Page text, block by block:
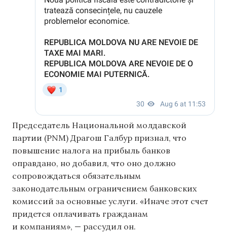
Председатель Национальной молдавской
партии (PNM) Драгош Галбур признал, что
повышение налога на прибыль банков
оправдано, но добавил, что оно должно
сопровождаться обязательным
законодательным ограничением банковских
комиссий за основные услуги. «Иначе этот счет
придется оплачивать гражданам
и компаниям», — рассудил он.